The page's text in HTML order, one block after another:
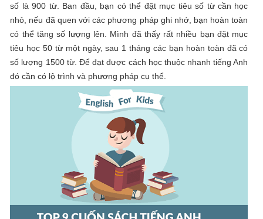
số là 900 từ. Ban đầu, bạn có thể đặt mục tiêu số từ cần học
nhỏ, nếu đã quen với các phương pháp ghi nhớ, bạn hoàn toàn
có thể tăng số lượng lên. Mình đã thấy rất nhiều bạn đặt mục
tiêu học 50 từ một ngày, sau 1 tháng các bạn hoàn toàn đã có
số lượng 1500 từ. Để đạt được cách học thuộc nhanh tiếng Anh
đó cần có lộ trình và phương pháp cụ thể.